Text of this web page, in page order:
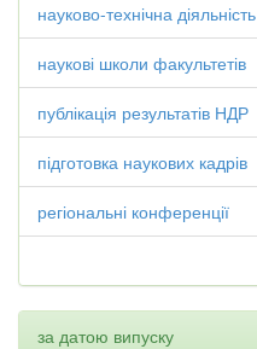
науково-технічна діяльність
наукові школи факультетів
публікація результатів НДР
підготовка наукових кадрів
регіональні конференції
за датою випуску